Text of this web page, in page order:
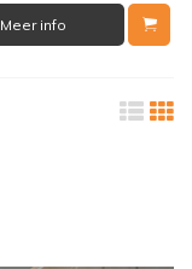
Meer info